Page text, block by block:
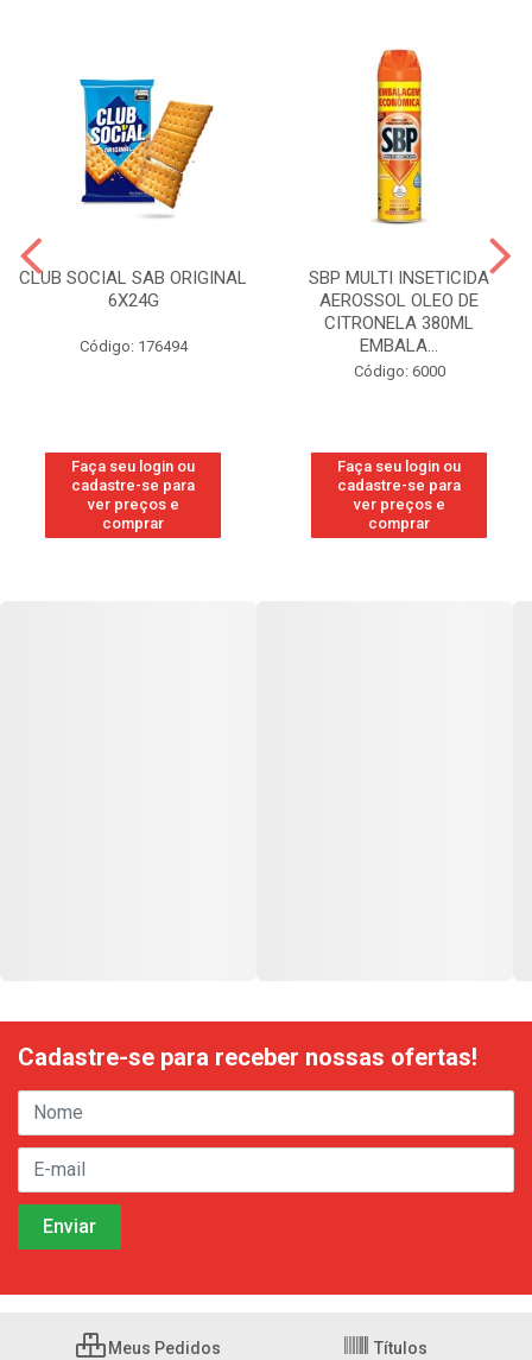
CLUB SOCIAL SAB ORIGINAL
6X24G
Código: 176494
Faça seu login ou
cadastre-se para
ver preços e
comprar
SBP MULTI INSETICIDA
AEROSSOL OLEO DE
CITRONELA 380ML
EMBALA...
Código: 6000
Faça seu login ou
cadastre-se para
ver preços e
comprar
Cadastre-se para receber nossas ofertas!
Meus Pedidos Títulos